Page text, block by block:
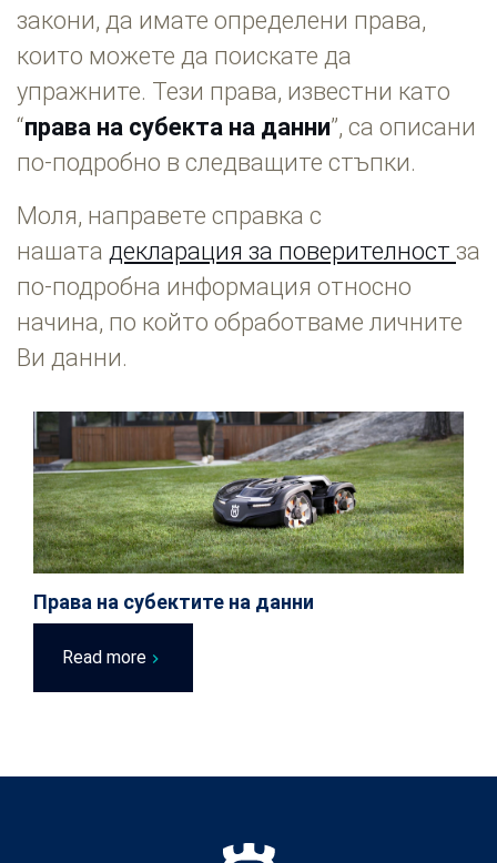
закони, да имате определени права,
които можете да поискате да
упражните. Тези права, известни като
“права на субекта на данни”, са описани
по-подробно в следващите стъпки.
Моля, направете справка с
нашата декларация за поверителност за
по-подробна информация относно
начина, по който обработваме личните
Ви данни.
Права на субектите на данни
Read more